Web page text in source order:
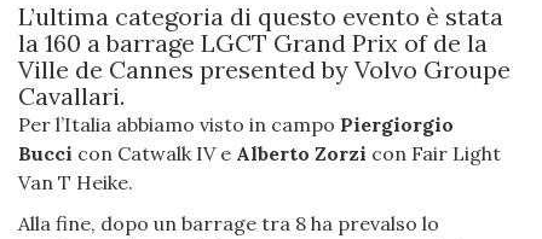
L’ultima categoria di questo evento è stata
la 160 a barrage LGCT Grand Prix of de la
Ville de Cannes presented by Volvo Groupe
Cavallari.
Per l’Italia abbiamo visto in campo Piergiorgio
Bucci con Catwalk IV e Alberto Zorzi con Fair Light
Van T Heike.
Alla fine, dopo un barrage tra 8 ha prevalso lo